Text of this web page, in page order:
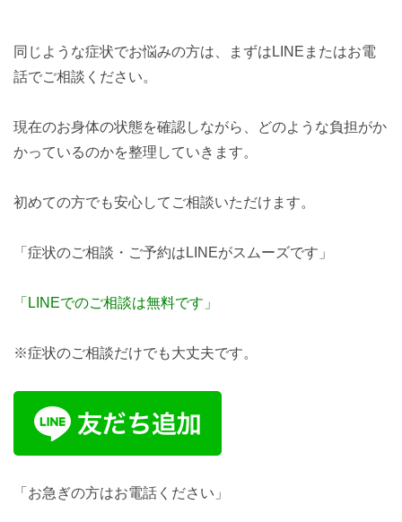
同じような症状でお悩みの方は、まずはLINEまたはお電
話でご相談ください。
現在のお身体の状態を確認しながら、どのような負担がか
かっているのかを整理していきます。
初めての方でも安心してご相談いただけます。
「症状のご相談・ご予約はLINEがスムーズです」
「LINEでのご相談は無料です」
※症状のご相談だけでも大丈夫です。
「お急ぎの方はお電話ください」